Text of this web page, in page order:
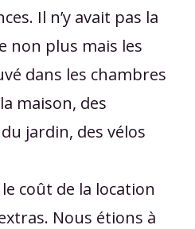
Il n’y avait pas la
non plus mais les
dans les chambres
maison, des
jardin, des vélos
coût de la location
Nous étions à